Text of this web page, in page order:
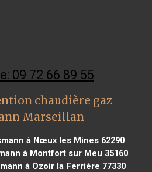
09 72 66 89 55
chaudière gaz
Marseillan
à Nœux les Mines 62290
à Montfort sur Meu 35160
à Ozoir la Ferrière 77330